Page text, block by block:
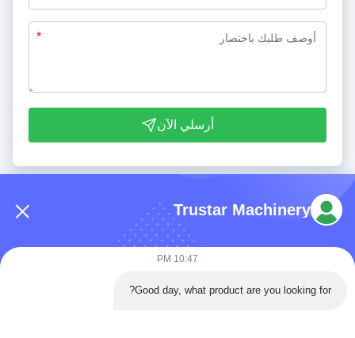
*
أرسلي الآن
هاتف: 86-180-5882-0351
Trustar Machinery
10:47 PM
Good day, what product are you looking for?